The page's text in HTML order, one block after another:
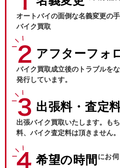
オートバイの面倒な名義変更の
バイク買取
アフターフォ
バイク買取成立後のトラブルを
発行しています。
出張料・査定
出張バイク買取いたします。も
料、バイク査定料は頂きません。
希望の時間 にお